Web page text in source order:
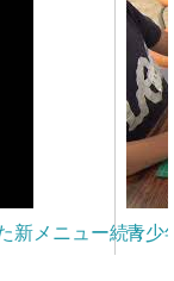
新メニュー続々青少